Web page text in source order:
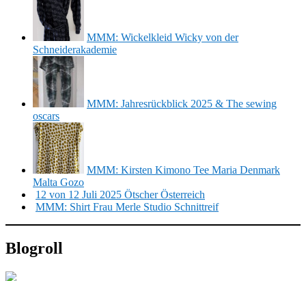
MMM: Wickelkleid Wicky von der
Schneiderakademie
MMM: Jahresrückblick 2025 & The sewing
oscars
MMM: Kirsten Kimono Tee Maria Denmark
Malta Gozo
12 von 12 Juli 2025 Ötscher Österreich
MMM: Shirt Frau Merle Studio Schnittreif
Blogroll